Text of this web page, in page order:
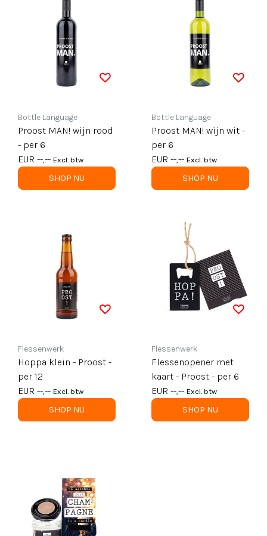
Bottle Language
Proost MAN! wijn rood
- per 6
EUR --,-- Excl. btw
SHOP NU
Bottle Language
Proost MAN! wijn wit -
per 6
EUR --,-- Excl. btw
SHOP NU
Flessenwerk
Hoppa klein - Proost -
per 12
EUR --,-- Excl. btw
SHOP NU
Flessenwerk
Flessenopener met
kaart - Proost - per 6
EUR --,-- Excl. btw
SHOP NU